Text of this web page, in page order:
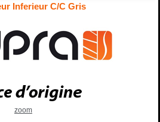
Inferieur C/C Gris
zoom